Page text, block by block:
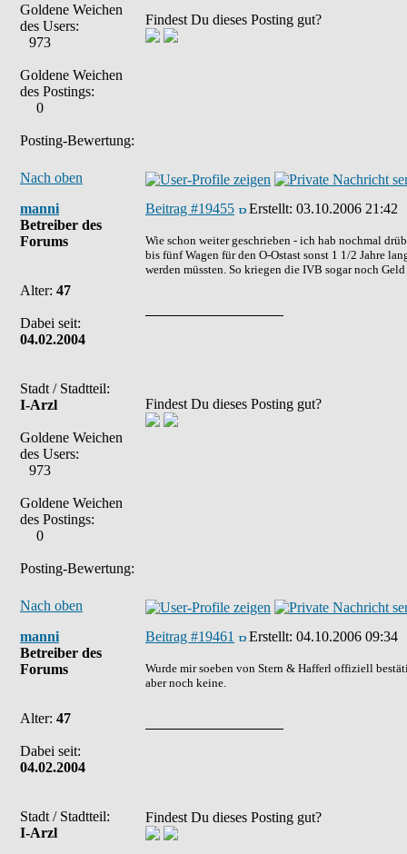
Goldene Weichen
des Users:
973
Goldene Weichen
des Postings:
0
Posting-Bewertung:
Findest Du dieses Posting gut?
Nach oben
manni
Betreiber des
Forums
Alter: 47
Dabei seit:
04.02.2004
Stadt / Stadtteil:
I-Arzl
Goldene Weichen
des Users:
973
Goldene Weichen
des Postings:
0
Posting-Bewertung:
Beitrag #19455 Erstellt: 03.10.2006 21:42
Wie schon weiter geschrieben - ich hab nochmal
bis fünf Wagen für den O-Ostast sonst 1 1/2 Jahre
werden müssten. So kriegen die IVB sogar noch Geld
Findest Du dieses Posting gut?
Nach oben
manni
Betreiber des
Forums
Alter: 47
Dabei seit:
04.02.2004
Stadt / Stadtteil:
I-Arzl
Beitrag #19461 Erstellt: 04.10.2006 09:34
Wurde mir soeben von Stern & Hafferl offiziell
aber noch keine.
Findest Du dieses Posting gut?